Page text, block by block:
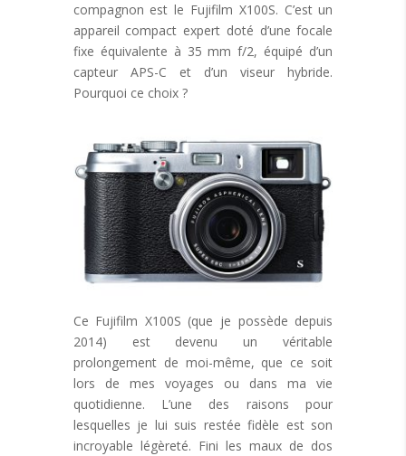
compagnon est le Fujifilm X100S. C’est un
appareil compact expert doté d’une focale
fixe équivalente à 35 mm f/2, équipé d’un
capteur APS-C et d’un viseur hybride.
Pourquoi ce choix ?
Ce Fujifilm X100S (que je possède depuis
2014) est devenu un véritable
prolongement de moi-même, que ce soit
lors de mes voyages ou dans ma vie
quotidienne. L’une des raisons pour
lesquelles je lui suis restée fidèle est son
incroyable légèreté. Fini les maux de dos